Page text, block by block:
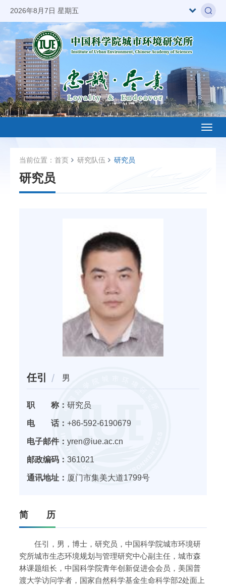
2026年8月7日 星期五
当前位置： 首页 研究队伍 研究员
研究员
任引 男
职 称： 研究员
电 话： +86-592-6190679
电子邮件： yren@iue.ac.cn
邮政编码： 361021
通讯地址： 厦门市集美大道1799号
简 历
任引，男，博士，研究员，中国科学院城市环境研
究所城市生态环境规划与管理研究中心副主任，城市森
林课题组长，中国科学院青年创新促进会会员，美国普
渡大学访问学者，国家自然科学基金生命科学部2处面上